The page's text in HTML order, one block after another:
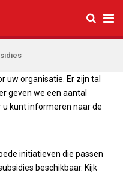
Open
uw organisatie. Er zijn tal
geven we een aantal
kunt informeren naar de
initiatieven die passen
beschikbaar. Kijk